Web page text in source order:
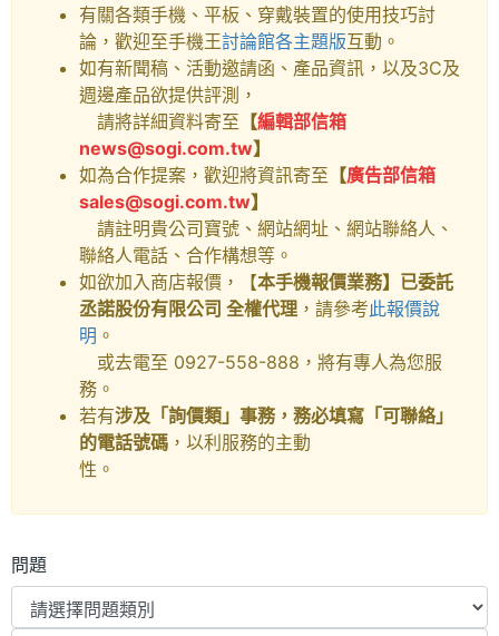
有關各類手機、平板、穿戴裝置的使用技巧討
論，歡迎至手機王討論館各主題版互動。
如有新聞稿、活動邀請函、產品資訊，以及3C及
週邊產品欲提供評測，
請將詳細資料寄至 【編輯部信箱
news@sogi.com.tw】
如為合作提案，歡迎將資訊寄至 【廣告部信箱
sales@sogi.com.tw】
請註明貴公司寶號、網站網址、網站聯絡人、
聯絡人電話、合作構想等。
如欲加入商店報價，【本手機報價業務】已委託
丞諾股份有限公司 全權代理 ，請參考此報價說
明 。
或去電至 0927-558-888，將有專人為您服
務。
若有涉及「詢價類」事務，務必填寫「可聯絡」
的電話號碼 ，以利服務的主動
性。
問題